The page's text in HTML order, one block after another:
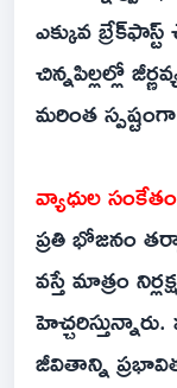
ఎక్కువ
చిన్నపిల్లల్లో
మరింత
వ్యాధుల సంకేతం
ప్రతి భోజనం
వస్తే మాత్రం
జీవితాన్ని